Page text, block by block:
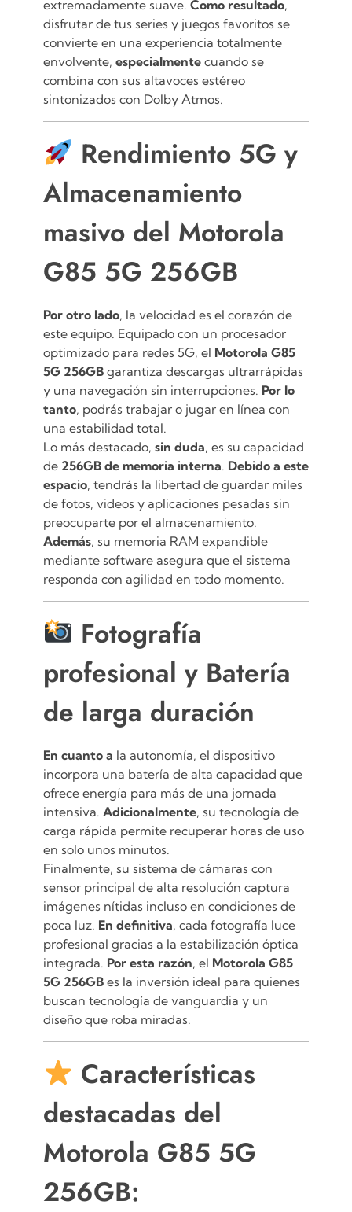
extremadamente suave. Como resultado,
disfrutar de tus series y juegos favoritos se
convierte en una experiencia totalmente
envolvente, especialmente cuando se
combina con sus altavoces estéreo
sintonizados con Dolby Atmos.
Rendimiento 5G y
Almacenamiento
masivo del Motorola
G85 5G 256GB
Por otro lado, la velocidad es el corazón de
este equipo. Equipado con un procesador
optimizado para redes 5G, el Motorola G85
5G 256GB garantiza descargas ultrarrápidas
y una navegación sin interrupciones. Por lo
tanto, podrás trabajar o jugar en línea con
una estabilidad total.
Lo más destacado, sin duda, es su capacidad
de 256GB de memoria interna. Debido a este
espacio, tendrás la libertad de guardar miles
de fotos, videos y aplicaciones pesadas sin
preocuparte por el almacenamiento.
Además, su memoria RAM expandible
mediante software asegura que el sistema
responda con agilidad en todo momento.
Fotografía
profesional y Batería
de larga duración
En cuanto a la autonomía, el dispositivo
incorpora una batería de alta capacidad que
ofrece energía para más de una jornada
intensiva. Adicionalmente, su tecnología de
carga rápida permite recuperar horas de uso
en solo unos minutos.
Finalmente, su sistema de cámaras con
sensor principal de alta resolución captura
imágenes nítidas incluso en condiciones de
poca luz. En definitiva, cada fotografía luce
profesional gracias a la estabilización óptica
integrada. Por esta razón, el Motorola G85
5G 256GB es la inversión ideal para quienes
buscan tecnología de vanguardia y un
diseño que roba miradas.
Características
destacadas del
Motorola G85 5G
256GB: